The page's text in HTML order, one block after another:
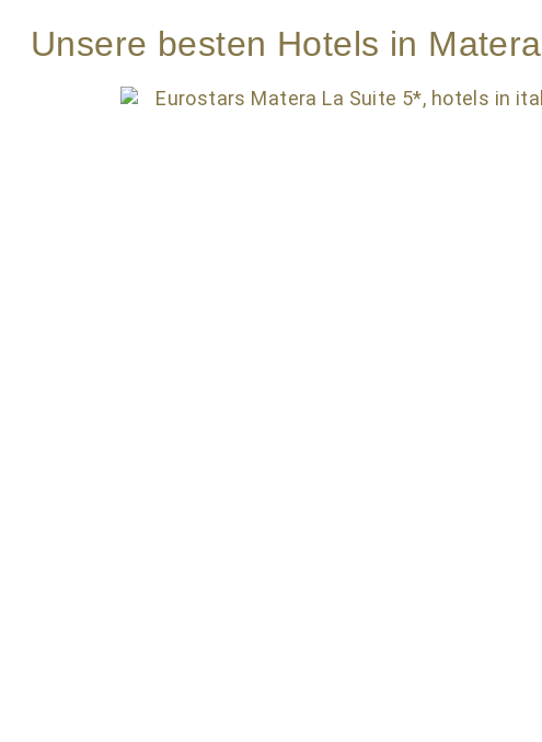
Unsere besten Hotels in Matera